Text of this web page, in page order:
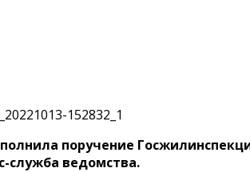
поручение
служба ведомства.